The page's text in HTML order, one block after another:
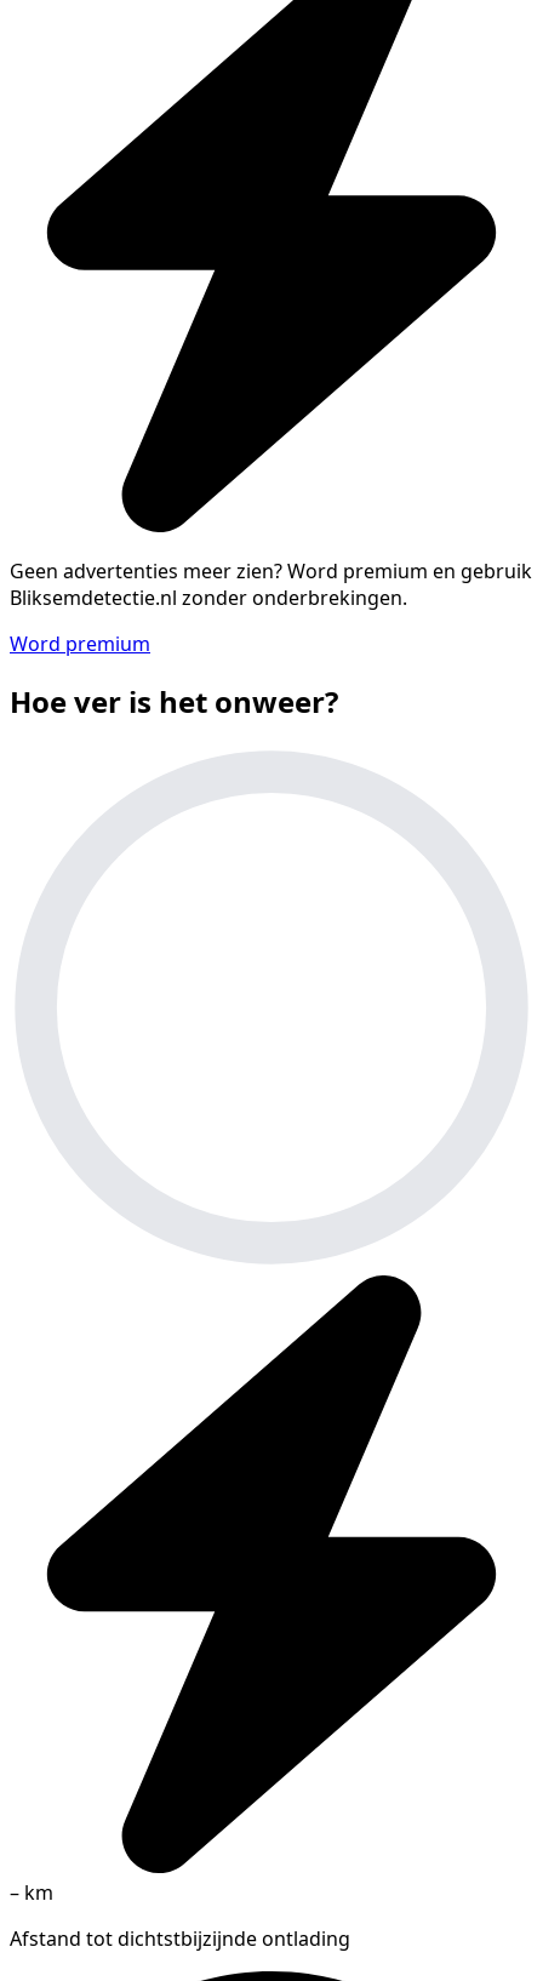
Geen advertenties meer zien?Word premium en gebruik
Bliksemdetectie.nl zonder onderbrekingen.
Word premium
Hoe ver is het onweer?
– km
Afstand tot dichtstbijzijnde ontlading